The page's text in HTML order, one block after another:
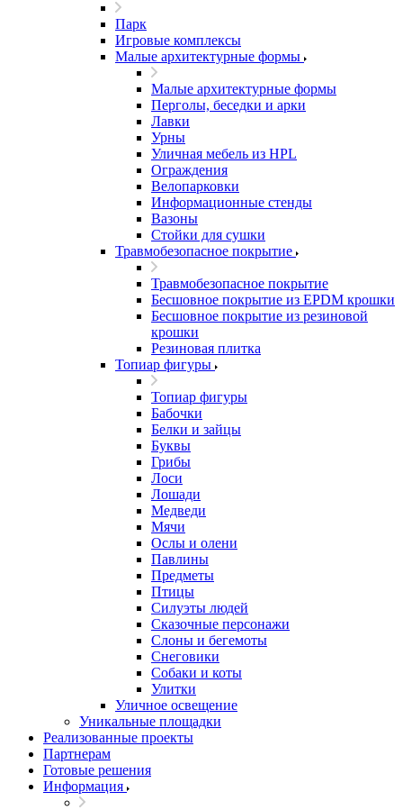
Парк
Игровые комплексы
Малые архитектурные формы
Малые архитектурные формы
Перголы, беседки и арки
Лавки
Урны
Уличная мебель из HPL
Ограждения
Велопарковки
Информационные стенды
Вазоны
Стойки для сушки
Травмобезопасное покрытие
Травмобезопасное покрытие
Бесшовное покрытие из EPDM крошки
Бесшовное покрытие из резиновой
крошки
Резиновая плитка
Топиар фигуры
Топиар фигуры
Бабочки
Белки и зайцы
Буквы
Грибы
Лоси
Лошади
Медведи
Мячи
Ослы и олени
Павлины
Предметы
Птицы
Силуэты людей
Сказочные персонажи
Слоны и бегемоты
Снеговики
Собаки и коты
Улитки
Уличное освещение
Уникальные площадки
Реализованные проекты
Партнерам
Готовые решения
Информация